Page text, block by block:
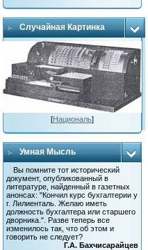
Случайная Картинка
[Националь]
Умная Мысль
Вы помните тот исторический
документ, опубликованный в
литературе, найденный в газетных
анонсах: "Кончил курс бухгалтерии у
г. Лилиенталь. Желаю иметь
должность бухгалтера или старшего
дворника.". Разве теперь все
изменилось так, что об этом и
говорить не следует?
Г.А. Бахчисарайцев